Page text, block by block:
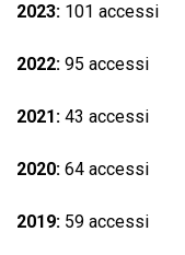
2023: 101 accessi
2022: 95 accessi
2021: 43 accessi
2020: 64 accessi
2019: 59 accessi